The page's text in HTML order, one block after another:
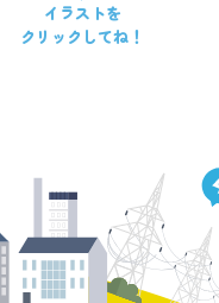
イラストを
クリックしてね！